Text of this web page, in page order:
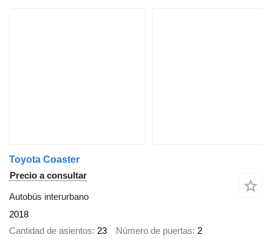
Toyota Coaster
Precio a consultar
Autobús interurbano
2018
Cantidad de asientos 23 Número de puertas 2